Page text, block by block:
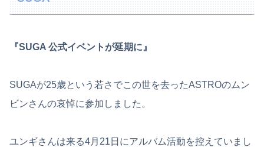
『SUGA 公式イベントが延期に』
SUGAが25歳という若さでこの世を去ったASTROのムン
ビンさんの哀悼に参加しました。
ユンギさんは来る4月21日にアルバム活動を控えていまし